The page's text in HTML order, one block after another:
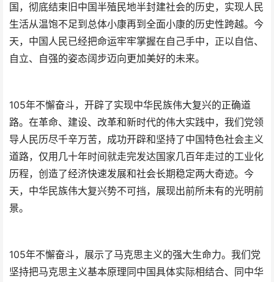
国，彻底结束旧中国半殖民地半封建社会的历史，实现人民
生活从温饱不足到总体小康再到全面小康的历史性跨越。今
天，中国人民已经把命运牢牢掌握在自己手中，正以自信、
自立、自强的姿态阔步迈向更加美好的未来。
105年不懈奋斗，开辟了实现中华民族伟大复兴的正确道
路。在革命、建设、改革和新时代的伟大实践中，我们党领
导人民历尽千辛万苦，成功开辟和坚持了中国特色社会主义
道路，仅用几十年时间就走完发达国家几百年走过的工业化
历程，创造了经济快速发展和社会长期稳定两大奇迹。今
天，中华民族伟大复兴势不可挡，展现出前所未有的光明前
景。
105年不懈奋斗，展示了马克思主义的强大生命力。我们党
坚持把马克思主义基本原理同中国具体实际相结合、同中华